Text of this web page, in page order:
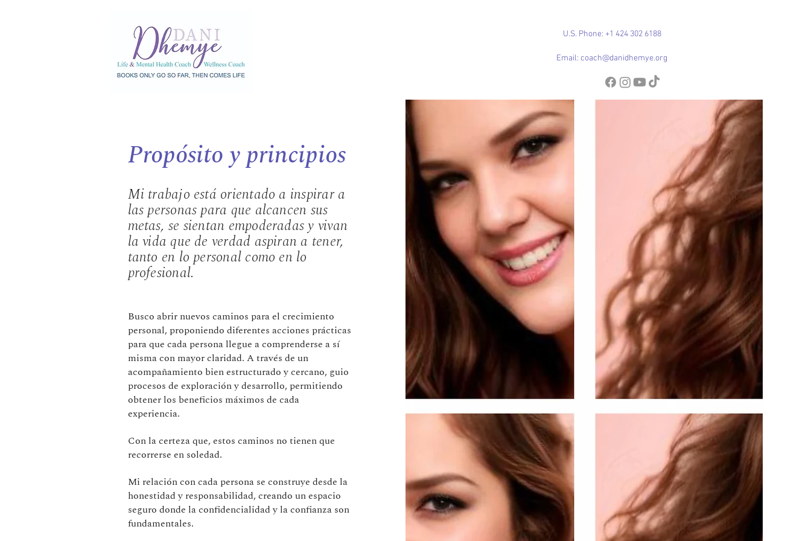
U.S. Phone: +1 424 302 6188
Email: coach@danidhemye.org
Propósito y principios
Mi trabajo está orientado a inspirar a
las personas para que alcancen sus
metas, se sientan empoderadas y vivan
la vida que de verdad aspiran a tener,
tanto en lo personal como en lo
profesional.
Busco abrir nuevos caminos para el crecimiento
personal, proponiendo diferentes acciones prácticas
para que cada persona llegue a comprenderse a sí
misma con mayor claridad. A través de un
acompañamiento bien estructurado y cercano, guio
procesos de exploración y desarrollo, permitiendo
obtener los beneficios máximos de cada
experiencia.
Con la certeza que, estos caminos no tienen que
recorrerse en soledad.
Mi relación con cada persona se construye desde la
honestidad y responsabilidad, creando un espacio
seguro donde la confidencialidad y la confianza son
fundamentales.
Objetivo